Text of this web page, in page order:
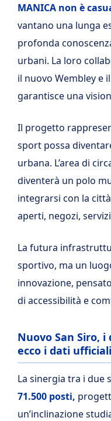
MANICA non è
vantano una lunga
profonda
urbani. La loro
il nuovo Wembley e
garantisce una
Il progetto
sport possa
urbana. L’area di
diventerà un polo
integrarsi con la
aperti, negozi,
La futura
sportivo, ma un
innovazione,
di accessibilità e
Nuovo San Siro,
ecco i dati
La sinergia tra i due
71.500 posti,
un’inclinazione